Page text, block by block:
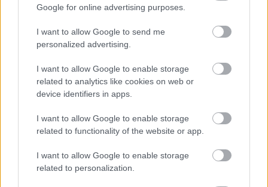
Google for online advertising purposes.
I want to allow Google to send me
personalized advertising.
I want to allow Google to enable storage
related to analytics like cookies on web or
device identifiers in apps.
I want to allow Google to enable storage
related to functionality of the website or app.
I want to allow Google to enable storage
related to personalization.
KÁVÉHÁZAK ÉJSZAKÁJA: EGY KÖNYV:
EGY KÁVÉ A MÓRICZON